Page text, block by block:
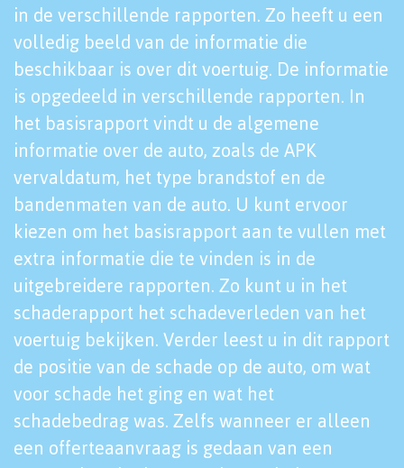
in de verschillende rapporten. Zo heeft u een
volledig beeld van de informatie die
beschikbaar is over dit voertuig. De informatie
is opgedeeld in verschillende rapporten. In
het basisrapport vindt u de algemene
informatie over de auto, zoals de APK
vervaldatum, het type brandstof en de
bandenmaten van de auto. U kunt ervoor
kiezen om het basisrapport aan te vullen met
extra informatie die te vinden is in de
uitgebreidere rapporten. Zo kunt u in het
schaderapport het schadeverleden van het
voertuig bekijken. Verder leest u in dit rapport
de positie van de schade op de auto, om wat
voor schade het ging en wat het
schadebedrag was. Zelfs wanneer er alleen
een offerteaanvraag is gedaan van een